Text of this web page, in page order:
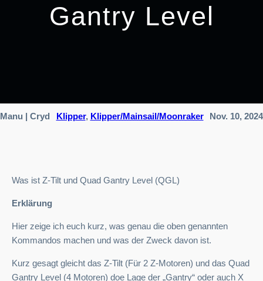
Gantry Level
Manu | Cryd Klipper, Klipper/Mainsail/Moonraker Nov. 10, 2024
Was ist Z-Tilt und Quad Gantry Level (QGL)
Erklärung
Hier zeige ich euch kurz, was genau die oben genannten
Kommandos machen und was der Zweck davon ist.
Kurz gesagt gleicht das Z-Tilt (Für 2 Z-Motoren) und das Quad
Gantry Level (4 Motoren) doe Lage der „Gantry“ oder auch X